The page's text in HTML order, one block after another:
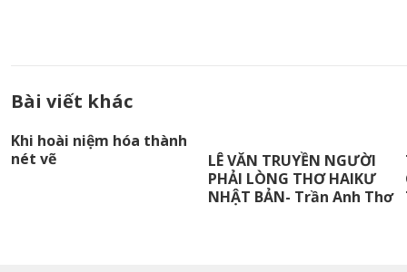
Bài viết khác
Khi hoài niệm hóa thành
nét vẽ
LÊ VĂN TRUYỀN NGƯỜI
PHẢI LÒNG THƠ HAIKƯ
NHẬT BẢN- Trần Anh Thơ